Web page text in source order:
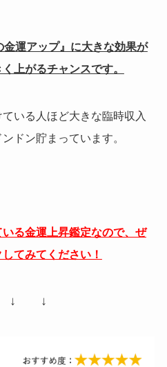
運アップ』に大きな効果が
上がるチャンスです。
いる人ほど大きな臨時収入
ドン貯まっています。
る金運上昇鑑定なので、ぜ
てみてください！
↓ ↓